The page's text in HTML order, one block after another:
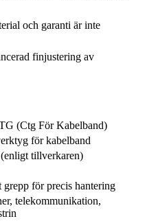
och garanti är inte
finjustering av
(Ctg För Kabelband)
för kabelband
tillverkaren)
grepp för precis hantering
telekommunikation,